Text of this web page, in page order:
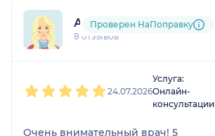
подсказать, как поступить в этой
ситуации. Я благодарна
Башмаковой Елене Олеговне за её
подарила мне спокойствие. Даже
не знаю, как выразить своё
врача — она замечательная.
Анастасия
8 отзывов
Проверен НаПоправку
24.07.2026
Услуга:
Онлайн-
консультации
Очень внимательный врач! 5